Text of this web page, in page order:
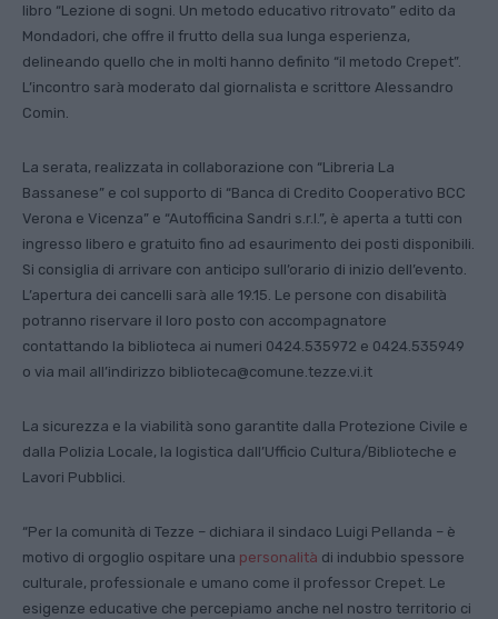
libro “Lezione di sogni. Un metodo educativo ritrovato” edito da
Mondadori, che offre il frutto della sua lunga esperienza,
delineando quello che in molti hanno definito “il metodo Crepet”.
L’incontro sarà moderato dal giornalista e scrittore Alessandro
Comin.
La serata, realizzata in collaborazione con “Libreria La
Bassanese” e col supporto di “Banca di Credito Cooperativo BCC
Verona e Vicenza” e “Autofficina Sandri s.r.l.”, è aperta a tutti con
ingresso libero e gratuito fino ad esaurimento dei posti disponibili.
Si consiglia di arrivare con anticipo sull’orario di inizio dell’evento.
L’apertura dei cancelli sarà alle 19.15. Le persone con disabilità
potranno riservare il loro posto con accompagnatore
contattando la biblioteca ai numeri 0424.535972 e 0424.535949
o via mail all’indirizzo biblioteca@comune.tezze.vi.it
La sicurezza e la viabilità sono garantite dalla Protezione Civile e
dalla Polizia Locale, la logistica dall’Ufficio Cultura/Biblioteche e
Lavori Pubblici.
“Per la comunità di Tezze – dichiara il sindaco Luigi Pellanda – è
motivo di orgoglio ospitare una personalità di indubbio spessore
culturale, professionale e umano come il professor Crepet. Le
esigenze educative che percepiamo anche nel nostro territorio ci